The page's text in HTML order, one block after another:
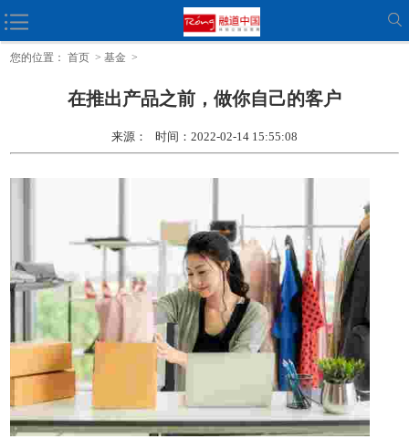
为自己的忙碌腾出时间的5种方法
您的位置： 首页 > 基金 >
在推出产品之前，做你自己的客户
来源： 时间：2022-02-14 15:55:08